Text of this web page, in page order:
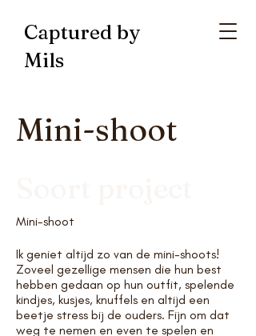
Captured by
Mils
Mini-shoot
Mini-shoot
Ik geniet altijd zo van de mini-shoots!
Zoveel gezellige mensen die hun best
hebben gedaan op hun outfit, spelende
kindjes, kusjes, knuffels en altijd een
beetje stress bij de ouders. Fijn om dat
weg te nemen en even te spelen en